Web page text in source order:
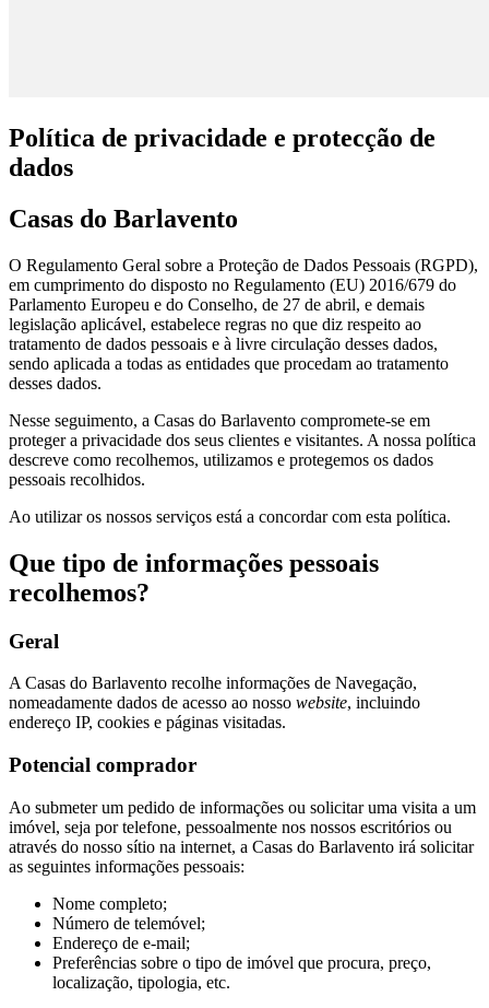
Política de privacidade e protecção de
dados
Casas do Barlavento
O Regulamento Geral sobre a Proteção de Dados Pessoais (RGPD),
em cumprimento do disposto no Regulamento (EU) 2016/679 do
Parlamento Europeu e do Conselho, de 27 de abril, e demais
legislação aplicável, estabelece regras no que diz respeito ao
tratamento de dados pessoais e à livre circulação desses dados,
sendo aplicada a todas as entidades que procedam ao tratamento
desses dados.
Nesse seguimento, a Casas do Barlavento compromete-se em
proteger a privacidade dos seus clientes e visitantes. A nossa política
descreve como recolhemos, utilizamos e protegemos os dados
pessoais recolhidos.
Ao utilizar os nossos serviços está a concordar com esta política.
Que tipo de informações pessoais
recolhemos?
Geral
A Casas do Barlavento recolhe informações de Navegação,
nomeadamente dados de acesso ao nosso website, incluindo
endereço IP, cookies e páginas visitadas.
Potencial comprador
Ao submeter um pedido de informações ou solicitar uma visita a um
imóvel, seja por telefone, pessoalmente nos nossos escritórios ou
através do nosso sítio na internet, a Casas do Barlavento irá solicitar
as seguintes informações pessoais:
Nome completo;
Número de telemóvel;
Endereço de e-mail;
Preferências sobre o tipo de imóvel que procura, preço,
localização, tipologia, etc.